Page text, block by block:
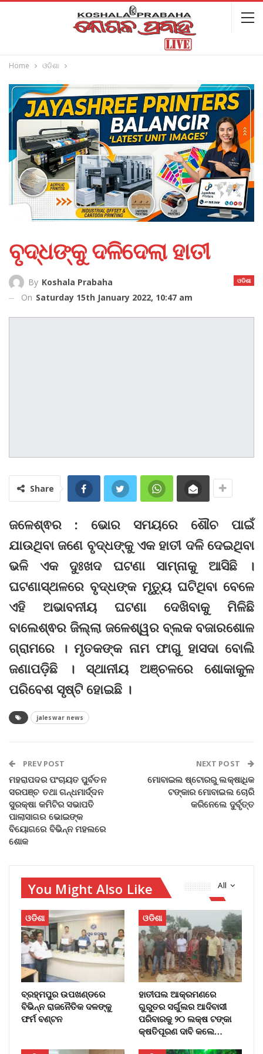
Home ଓଡିଶା
ବୃଦ୍ଧଙ୍କୁ ଦଳିଦେଲା ହାତୀ
ଓଡିଶା
By Koshala Prabaha
On Saturday 15th January 2022, 10:47 am
Share
ଜଳେଶ୍ଵର : ଭୋର ସମୟରେ ଶୌଚ ପାଇଁ
ଯାଉଥିବା ଜଣେ ବୃଦ୍ଧଙ୍କୁ ଏକ ହାତୀ ଦଳି ଦେଇଥିବା
ଭଳି ଏକ ଦୁଃଖଦ ଘଟଣା ସାମ୍‌ନାକୁ ଆସିଛି ।
ଘଟଣାସ୍ଥଳରେ ବୃଦ୍ଧଙ୍କ ମୃତ୍ୟୁ ଘଟିଥିବା ବେଳେ
ଏହି ଅଭାବନୀୟ ଘଟଣା ଦେଖିବାକୁ ମିଳିଛି
ବାଲେଶ୍ଵର ଜିଲ୍ଲା ଜଳେଶ୍ୱର ବ୍ଲକ ବଜାରଶୋଳ
ଗ୍ରାମରେ । ମୃତକଙ୍କ ନାମ ଫାଗୁ ହାସଦା ବୋଲି
ଜଣାପଡ଼ିଛି । ସ୍ଥାନୀୟ ଅଞ୍ଚଳରେ ଶୋକାକୁଳ
ପରିବେଶ ସୃଷ୍ଟି ହୋଇଛି ।
jaleswar news
PREV POST
ମହରାପଦର ପଂଚାୟତ ପୁର୍ବତନ
ସରପଞ୍ଚ ତଥା ଗନ୍ଧମାର୍ଦ୍ଦନ
ସୁରକ୍ଷା କମିଟିର ସଭାପତି
ପାଲାସାଗର ଭୋଇଙ୍କ
ବିୟୋଗରେ ବିଭିନ୍ନ ମହଲରେ
ଶୋକ
NEXT POST
ମୋବାଇଲ ଷ୍ଟୋରରୁ ଲକ୍ଷାଧିକ
ଟଙ୍କାର ମୋବାଇଲ ଚୋରି
କରିନେଲେ ଦୁର୍ବୃତ୍ତ
All
You Might Also Like
ଓଡିଶା
ବ୍ରହ୍ମପୁର ଉପଖଣ୍ଡରେ
ବିଭିନ୍ନ ରାଜନୈତିକ ଦଳଙ୍କୁ
ଫର୍ମ ବଣ୍ଟନ
ଓଡିଶା
ହାତୀପଲ ଆକ୍ରମଣରେ
ଗୁରୁତର ସର୍ଗୁଲର ଆଦିବାସୀ
ପରିବାରକୁ ୨୦ ଲକ୍ଷ ଟଙ୍କା
କ୍ଷତିପୂରଣ ଦାବି କଲେ…